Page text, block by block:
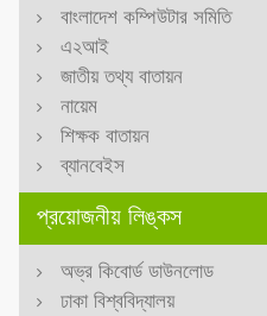
বাংলাদেশ কম্পিউটার সমিতি
এ২আই
জাতীয় তথ্য বাতায়ন
নায়েম
শিক্ষক বাতায়ন
ব্যানবেইস
প্রয়োজনীয় লিঙ্কস
অভ্র কিবোর্ড ডাউনলোড
ঢাকা বিশ্ববিদ্যালয়